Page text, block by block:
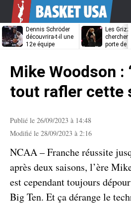
Dennis Schröder
découvrira-t-il une
12e équipe
Les
porte de
Unibet
Mike Woodson :
tout rafler cette
Publié le 26/09/2023 à 14:48
Modifié le 28/09/2023 à 2:16
NCAA – Franche réussite
après deux saisons, l’ère
est cependant toujours
Big Ten. Et ça dérange le